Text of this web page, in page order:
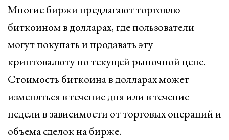
Многие биржи предлагают торговлю
биткоином в долларах, где пользователи
могут покупать и продавать эту
криптовалюту по текущей рыночной цене.
Стоимость биткоина в долларах может
изменяться в течение дня или в течение
недели в зависимости от торговых операций и
объема сделок на бирже.